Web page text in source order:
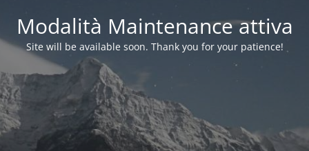
Modalità Maintenance attiva
Site will be available soon. Thank you for your patience!